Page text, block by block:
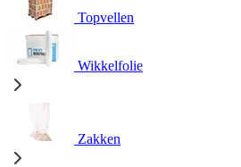
Topvellen
Wikkelfolie
Zakken